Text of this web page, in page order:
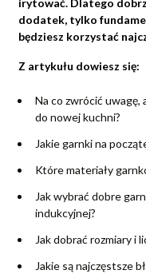
dodatek, tylko
będziesz korzystać
Z artykułu dowiesz się:
Na co zwrócić
do nowej kuchni?
Jakie garnki na
Które materiały
Jak wybrać dobre
indukcyjnej?
Jak dobrać rozmiary i
Jakie są najczęstsze